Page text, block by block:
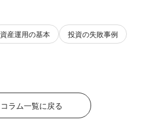
資産運用の基本
投資の失敗事例
コラム一覧に戻る